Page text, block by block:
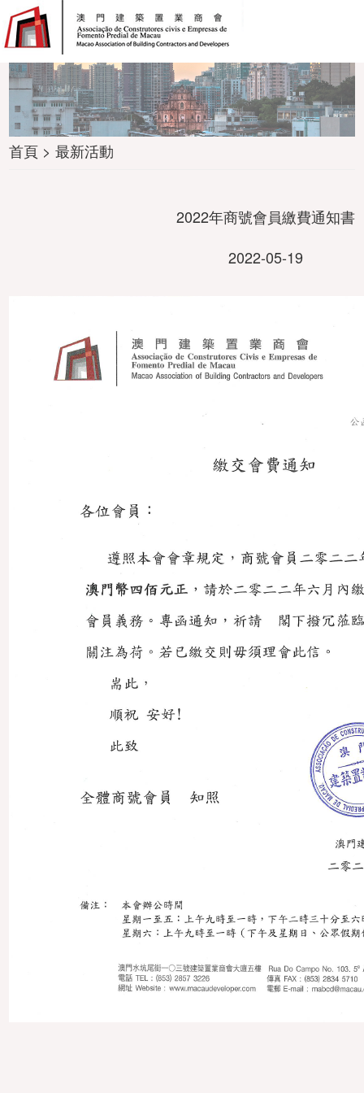
首頁 > 最新活動
2022年商號會員繳費通知書
2022-05-19